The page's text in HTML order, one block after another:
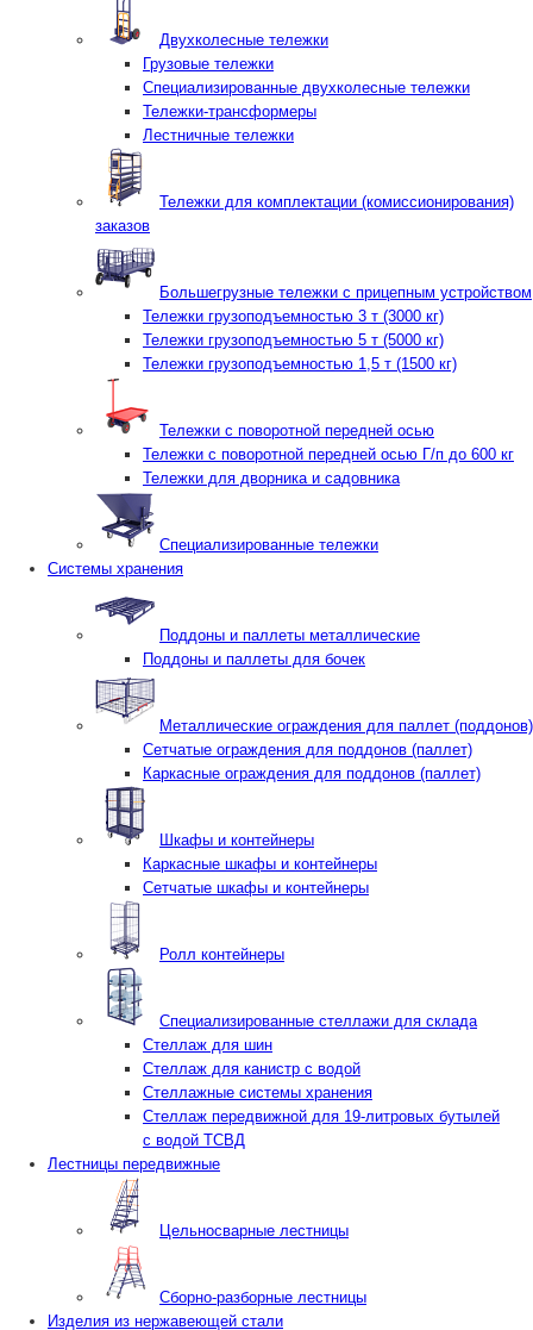
Двухколесные тележки
Грузовые тележки
Специализированные двухколесные тележки
Тележки-трансформеры
Лестничные тележки
Тележки для комплектации (комиссионирования)
заказов
Большегрузные тележки с прицепным устройством
Тележки грузоподъемностью 3 т (3000 кг)
Тележки грузоподъемностью 5 т (5000 кг)
Тележки грузоподъемностью 1,5 т (1500 кг)
Тележки с поворотной передней осью
Тележки с поворотной передней осью Г/п до 600 кг
Тележки для дворника и садовника
Специализированные тележки
Системы хранения
Поддоны и паллеты металлические
Поддоны и паллеты для бочек
Металлические ограждения для паллет (поддонов)
Сетчатые ограждения для поддонов (паллет)
Каркасные ограждения для поддонов (паллет)
Шкафы и контейнеры
Каркасные шкафы и контейнеры
Сетчатые шкафы и контейнеры
Ролл контейнеры
Специализированные стеллажи для склада
Стеллаж для шин
Стеллаж для канистр с водой
Стеллажные системы хранения
Стеллаж передвижной для 19-литровых бутылей
с водой ТСВД
Лестницы передвижные
Цельносварные лестницы
Сборно-разборные лестницы
Изделия из нержавеющей стали